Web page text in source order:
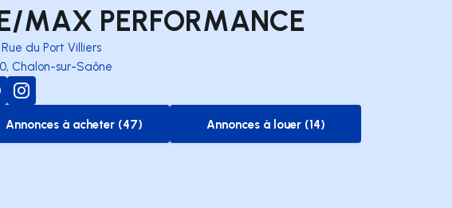
MAX PERFORMANCE
du Port Villiers
Chalon-sur-Saône
to-buy-listing
Annonces à acheter (47)
to-rent-listing
Annonces à louer (14)